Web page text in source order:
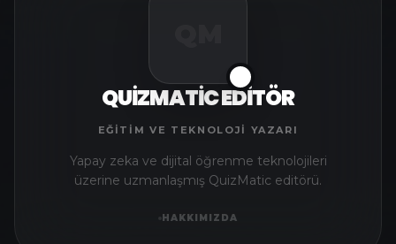
QUIZMATIC EDITÖR
EĞITIM VE TEKNOLOJI YAZARI
Yapay zeka ve dijital öğrenme teknolojileri
üzerine uzmanlaşmış QuizMatic editörü.
HAKKIMIZDA